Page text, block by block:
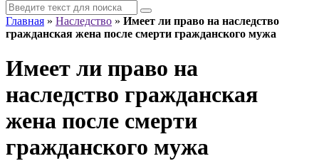
Главная » Наследство » Имеет ли право на наследство
гражданская жена после смерти гражданского мужа
Имеет ли право на
наследство гражданская
жена после смерти
гражданского мужа